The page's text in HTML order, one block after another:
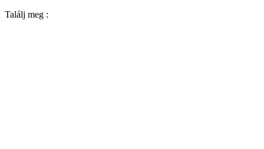
Találj meg :